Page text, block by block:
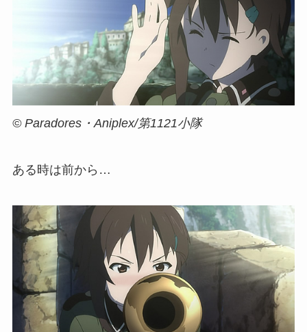
© Paradores・Aniplex/第1121小隊
ある時は前から…